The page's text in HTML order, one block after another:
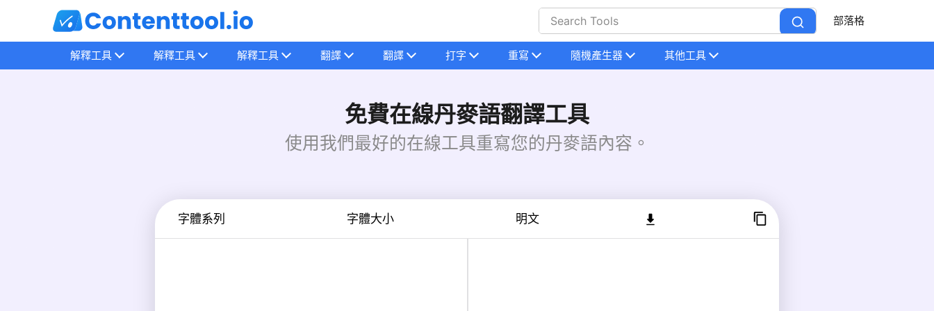
部落格
解釋工具 解釋工具 解釋工具 翻譯 翻譯 打字 重寫 隨機產生器 其他工具
免費在線丹麥語翻譯工具
使用我們最好的在線工具重寫您的丹麥語內容。
字體系列 字體大小 明文